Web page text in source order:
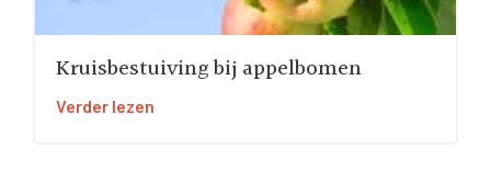
Kruisbestuiving bij appelbomen
Verder lezen